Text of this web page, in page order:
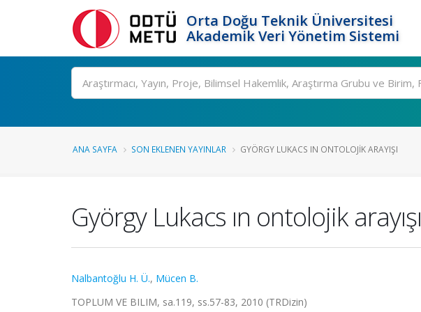
Orta Doğu Teknik Üniversitesi
Akademik Veri Yönetim Sistemi
Ara
ANA SAYFA SON EKLENEN YAYINLAR GYÖRGY LUKACS IN ONTOLOJIK ARAYIŞI
György Lukacs ın ontolojik arayışı
Nalbantoğlu H. Ü., Mücen B.
TOPLUM VE BILIM, sa.119, ss.57-83, 2010 (TRDizin)